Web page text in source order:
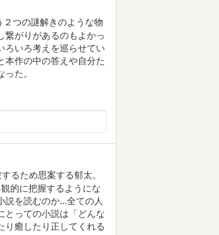
つの謎解きのような物
繋がりがあるのもよかっ
ろいろ考えを巡らせてい
本作の中の答えや自分た
た。
るため思案する郁太。
的に把握するようにな
説を読むのか...全ての人
とっての小説は「どんな
り癒したり正してくれる